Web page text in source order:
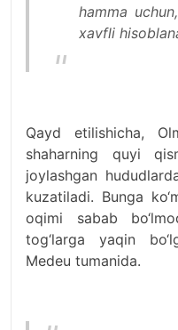
hamma
xavfli
Qayd etilishicha,
shaharning quyi
joylashgan
kuzatiladi. Bunga
oqimi sabab
tog‘larga yaqin
Medeu tumanida.